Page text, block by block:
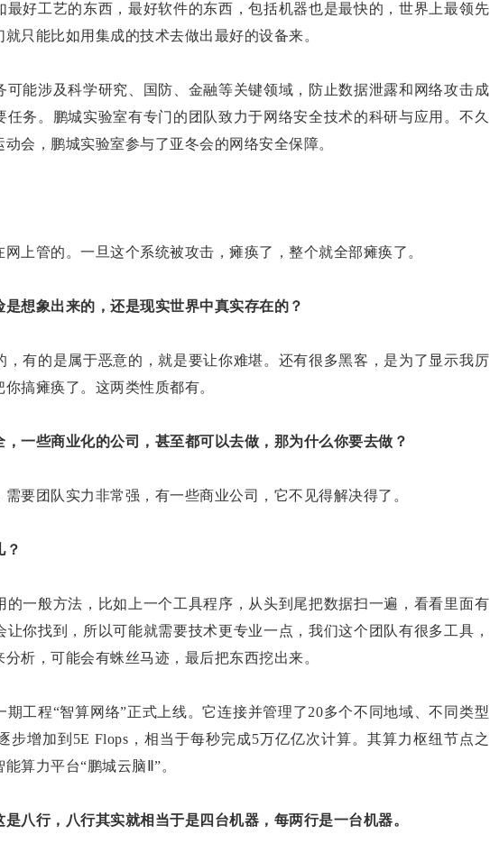
最好工艺的东西，最好软件的东西，包括机器也是最快的，世界上最领先
只能比如用集成的技术去做出最好的设备来。
涉及科学研究、国防、金融等关键领域，防止数据泄露和网络攻击成
任务。鹏城实验室有专门的团队致力于网络安全技术的科研与应用。不久
会，鹏城实验室参与了亚冬会的网络安全保障。
网上管的。一旦这个系统被攻击，瘫痪了，整个就全部瘫痪了。
想象出来的，还是现实世界中真实存在的？
，有的是属于恶意的，就是要让你难堪。还有很多黑客，是为了显示我厉
搞瘫痪了。这两类性质都有。
一些商业化的公司，甚至都可以去做，那为什么你要去做？
需要团队实力非常强，有一些商业公司，它不见得解决得了。
？
的一般方法，比如上一个工具程序，从头到尾把数据扫一遍，看看里面有
你找到，所以可能就需要技术更专业一点，我们这个团队有很多工具，
析，可能会有蛛丝马迹，最后把东西挖出来。
工程“智算网络”正式上线。它连接并管理了20多个不同地域、不同类型
步增加到5E Flops，相当于每秒完成5万亿亿次计算。其算力枢纽节点之
算力平台“鹏城云脑Ⅱ”。
八行，八行其实就相当于是四台机器，每两行是一台机器。